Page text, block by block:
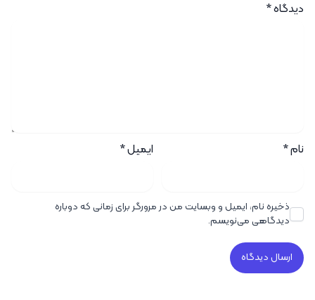
دیدگاه*
نام* ایمیل*
ذخیره نام، ایمیل و وبسایت من در مرورگر برای زمانی که دوباره
دیدگاهی می‌نویسم.